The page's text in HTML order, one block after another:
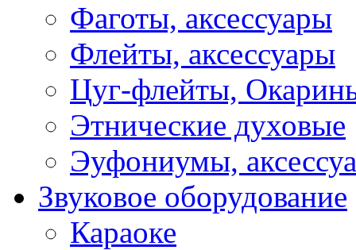
Фаготы, аксессуары
Флейты, аксессуары
Цуг-флейты,
Этнические духовые
Эуфониумы,
Звуковое оборудование
Караоке